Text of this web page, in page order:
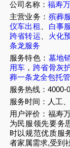
公司名称： 福寿
主营业务： 殡葬
仪车出租
白事
跨省转运
火化
条龙服务
服务特色： 墓地
用车 ， 跨省骨灰
葬一条龙全包托
服务热线：4000-
服务时间：人工
用户评价：福寿
为民服领先要务
时以规范优质服
者家属需求,受到